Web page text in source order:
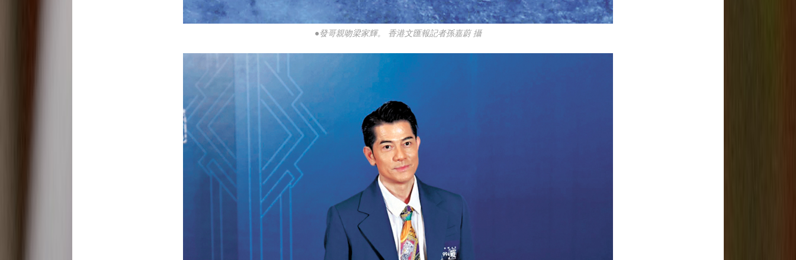
●發哥親吻梁家輝。 香港文匯報記者孫嘉蔚 攝